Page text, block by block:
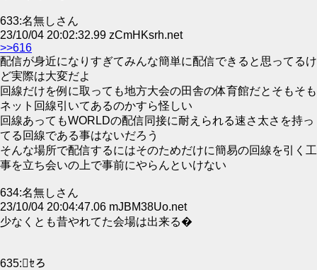
633:名無しさん
23/10/04 20:02:32.99 zCmHKsrh.net
>>616
配信が身近になりすぎてみんな簡単に配信できると思ってるけ
ど実際は大変だよ
回線だけを例に取っても地方大会の田舎の体育館だとそもそも
ネット回線引いてあるのかすら怪しい
回線あってもWORLDの配信同接に耐えられる速さ太さを持っ
てる回線である事はないだろう
そんな場所で配信するにはそのためだけに簡易の回線を引く工
事を立ち会いの上で事前にやらんといけない
634:名無しさん
23/10/04 20:04:47.06 mJBM38Uo.net
少なくとも昔やれてた会場は出来る�
635:ｾろ